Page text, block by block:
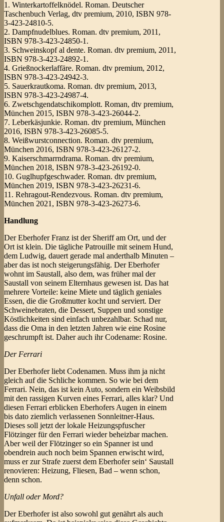
1. Winterkartoffelknödel. Roman. Deutscher
Taschenbuch Verlag, dtv premium, 2010, ISBN 978-
3-423-24810-5.
2. Dampfnudelblues. Roman. dtv premium, 2011,
ISBN 978-3-423-24850-1.
3. Schweinskopf al dente. Roman. dtv premium, 2011,
ISBN 978-3-423-24892-1.
4. Grießnockerlaffäre. Roman. dtv premium, 2012,
ISBN 978-3-423-24942-3.
5. Sauerkrautkoma. Roman. dtv premium, 2013,
ISBN 978-3-423-24987-4.
6. Zwetschgendatschikomplott. Roman, dtv premium,
München 2015, ISBN 978-3-423-26044-2.
7. Leberkäsjunkie. Roman. dtv premium, München
2016, ISBN 978-3-423-26085-5.
8. Weißwurstconnection. Roman. dtv premium,
München 2016, ISBN 978-3-423-26127-2.
9. Kaiserschmarrndrama. Roman. dtv premium,
München 2018, ISBN 978-3-423-26192-0.
10. Guglhupfgeschwader. Roman. dtv premium,
München 2019, ISBN 978-3-423-26231-6.
11. Rehragout-Rendezvous. Roman. dtv premium,
München 2021, ISBN 978-3-423-26273-6.
Handlung
Der Eberhofer Franz ist der Sheriff am Ort, und der
Ort ist klein. Die tägliche Patrouille mit seinem Hund,
dem Ludwig, dauert gerade mal anderthalb Minuten –
aber das ist noch steigerungsfähig. Der Eberhofer
wohnt im Saustall, also dem, was früher mal der
Saustall von seinem Elternhaus gewesen ist. Das hat
mehrere Vorteile: keine Miete und täglich geniales
Essen, die die Großmutter kocht und serviert. Der
Schweinebraten, die Dessert, Suppen und sonstige
Köstlichkeiten sind einfach unbezahlbar. Schad nur,
dass die Oma in den letzten Jahren wie eine Rosine
geschrumpft ist. Daher auch ihr Codename: Rosine.
Der Ferrari
Der Eberhofer liebt Codenamen. Muss ihm ja nicht
gleich auf die Schliche kommen. So wie bei dem
Ferrari. Nein, das ist kein Auto, sondern ein Weibsbild
mit den rassigen Kurven eines Ferrari, alles klar? Und
diesen Ferrari erblicken Eberhofers Augen in einem
bis dato ziemlich verlassenen Sonnleitner-Haus.
Dieses soll jetzt der lokale Heizungspfuscher
Flötzinger für den Ferrari wieder beheizbar machen.
Aber weil der Flötzinger so ein Spanner ist und
obendrein auch noch beim Spannen erwischt wird,
muss er zur Strafe zuerst dem Eberhofer sein‘ Saustall
renovieren: Heizung, Fliesen, Bad – wenn schon,
denn schon.
Unfall oder Mord?
Der Eberhofer ist also sowohl gut genährt als auch